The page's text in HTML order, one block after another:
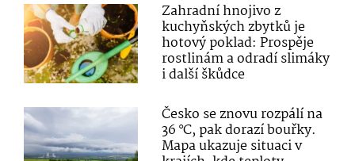
Zahradní hnojivo z
kuchyňských zbytků je
hotový poklad: Prospěje
rostlinám a odradí slimáky
i další škůdce
Česko se znovu rozpálí na
36 °C, pak dorazí bouřky.
Mapa ukazuje situaci v